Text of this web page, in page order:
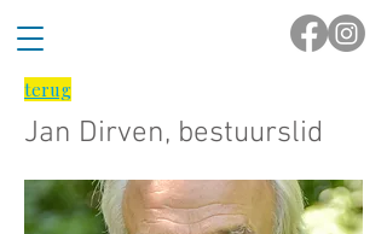
terug
Jan Dirven, bestuurslid